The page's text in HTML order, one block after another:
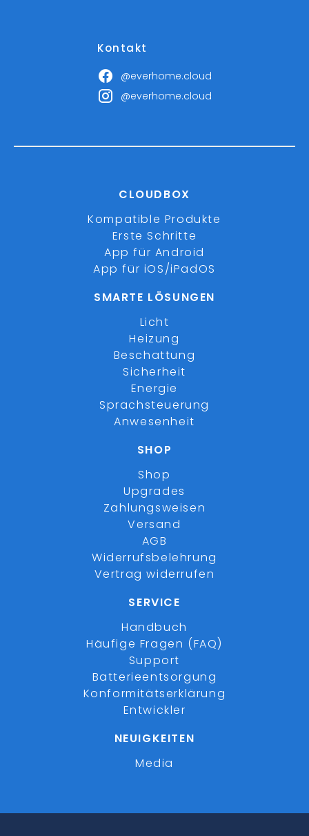
Kontakt
@everhome.cloud
@everhome.cloud
CLOUDBOX
Kompatible Produkte
Erste Schritte
App für Android
App für iOS/iPadOS
SMARTE LÖSUNGEN
Licht
Heizung
Beschattung
Sicherheit
Energie
Sprachsteuerung
Anwesenheit
SHOP
Shop
Upgrades
Zahlungsweisen
Versand
AGB
Widerrufsbelehrung
Vertrag widerrufen
SERVICE
Handbuch
Häufige Fragen (FAQ)
Support
Batterieentsorgung
Konformitätserklärung
Entwickler
NEUIGKEITEN
Media